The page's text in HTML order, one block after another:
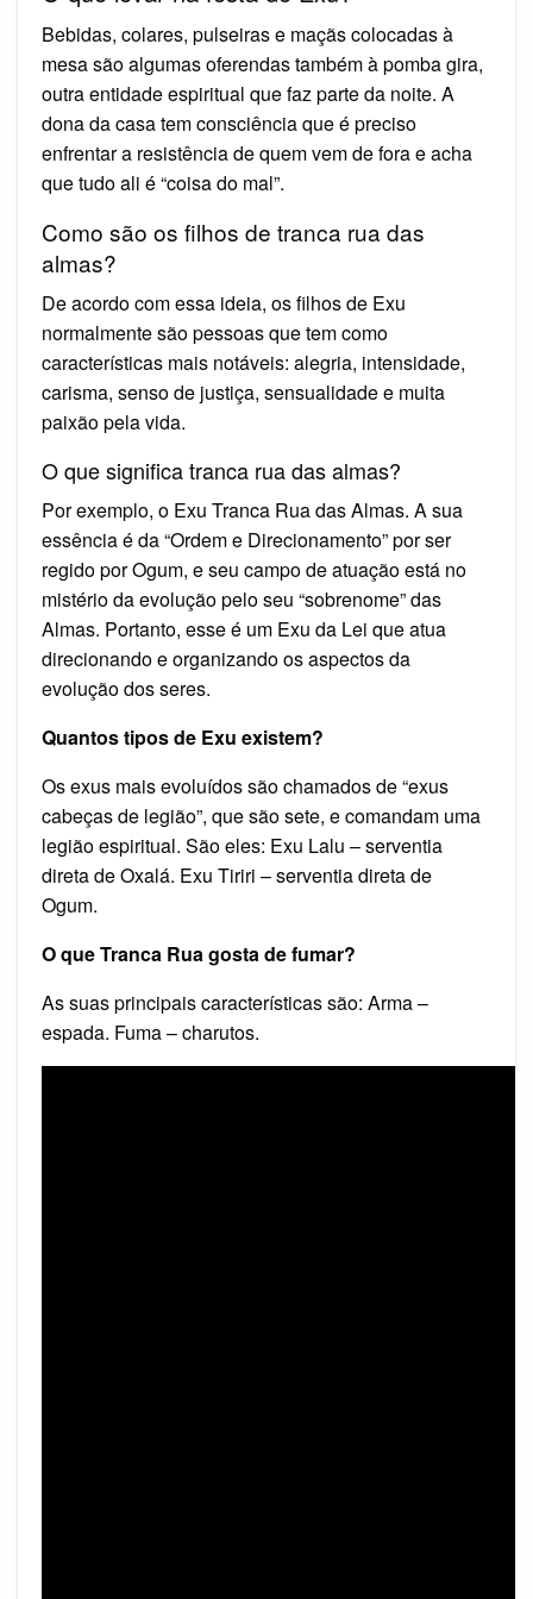
Bebidas, colares, pulseiras e maçãs colocadas à
mesa são algumas oferendas também à pomba gira,
outra entidade espiritual que faz parte da noite. A
dona da casa tem consciência que é preciso
enfrentar a resistência de quem vem de fora e acha
que tudo ali é “coisa do mal”.
Como são os filhos de tranca rua das
almas?
De acordo com essa ideia, os filhos de Exu
normalmente são pessoas que tem como
características mais notáveis: alegria, intensidade,
carisma, senso de justiça, sensualidade e muita
paixão pela vida.
O que significa tranca rua das almas?
Por exemplo, o Exu Tranca Rua das Almas. A sua
essência é da “Ordem e Direcionamento” por ser
regido por Ogum, e seu campo de atuação está no
mistério da evolução pelo seu “sobrenome” das
Almas. Portanto, esse é um Exu da Lei que atua
direcionando e organizando os aspectos da
evolução dos seres.
Quantos tipos de Exu existem?
Os exus mais evoluídos são chamados de “exus
cabeças de legião”, que são sete, e comandam uma
legião espiritual. São eles: Exu Lalu – serventia
direta de Oxalá. Exu Tiriri – serventia direta de
Ogum.
O que Tranca Rua gosta de fumar?
As suas principais características são: Arma –
espada. Fuma – charutos.